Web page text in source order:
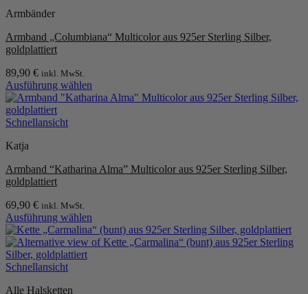
Armbänder
Armband „Columbiana“ Multicolor aus 925er Sterling Silber,
goldplattiert
89,90 € inkl. MwSt.
Ausführung wählen
Dieses
Produkt
weist
Varianten
Die
Optionen
auf
der
Produktseite
gewählt
werden
Schnellansicht
Katja
Armband “Katharina Alma” Multicolor aus 925er Sterling Silber,
goldplattiert
69,90 € inkl. MwSt.
Ausführung wählen
Dieses
Produkt
weist
mehrere
auf.
Schnellansicht
Alle Halsketten